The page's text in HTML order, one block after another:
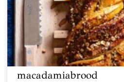
macadamiabrood